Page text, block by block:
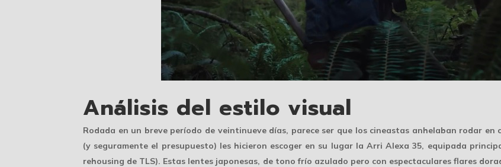
Análisis del estilo visual
Rodada en un breve período de veintinueve días, parece ser que los cineastas anhelaban rodar
(y seguramente el presupuesto) les hicieron escoger en su lugar la Arri Alexa 35, equipada
rehousing de TLS). Estas lentes japonesas, de tono frío azulado pero con espectaculares flares